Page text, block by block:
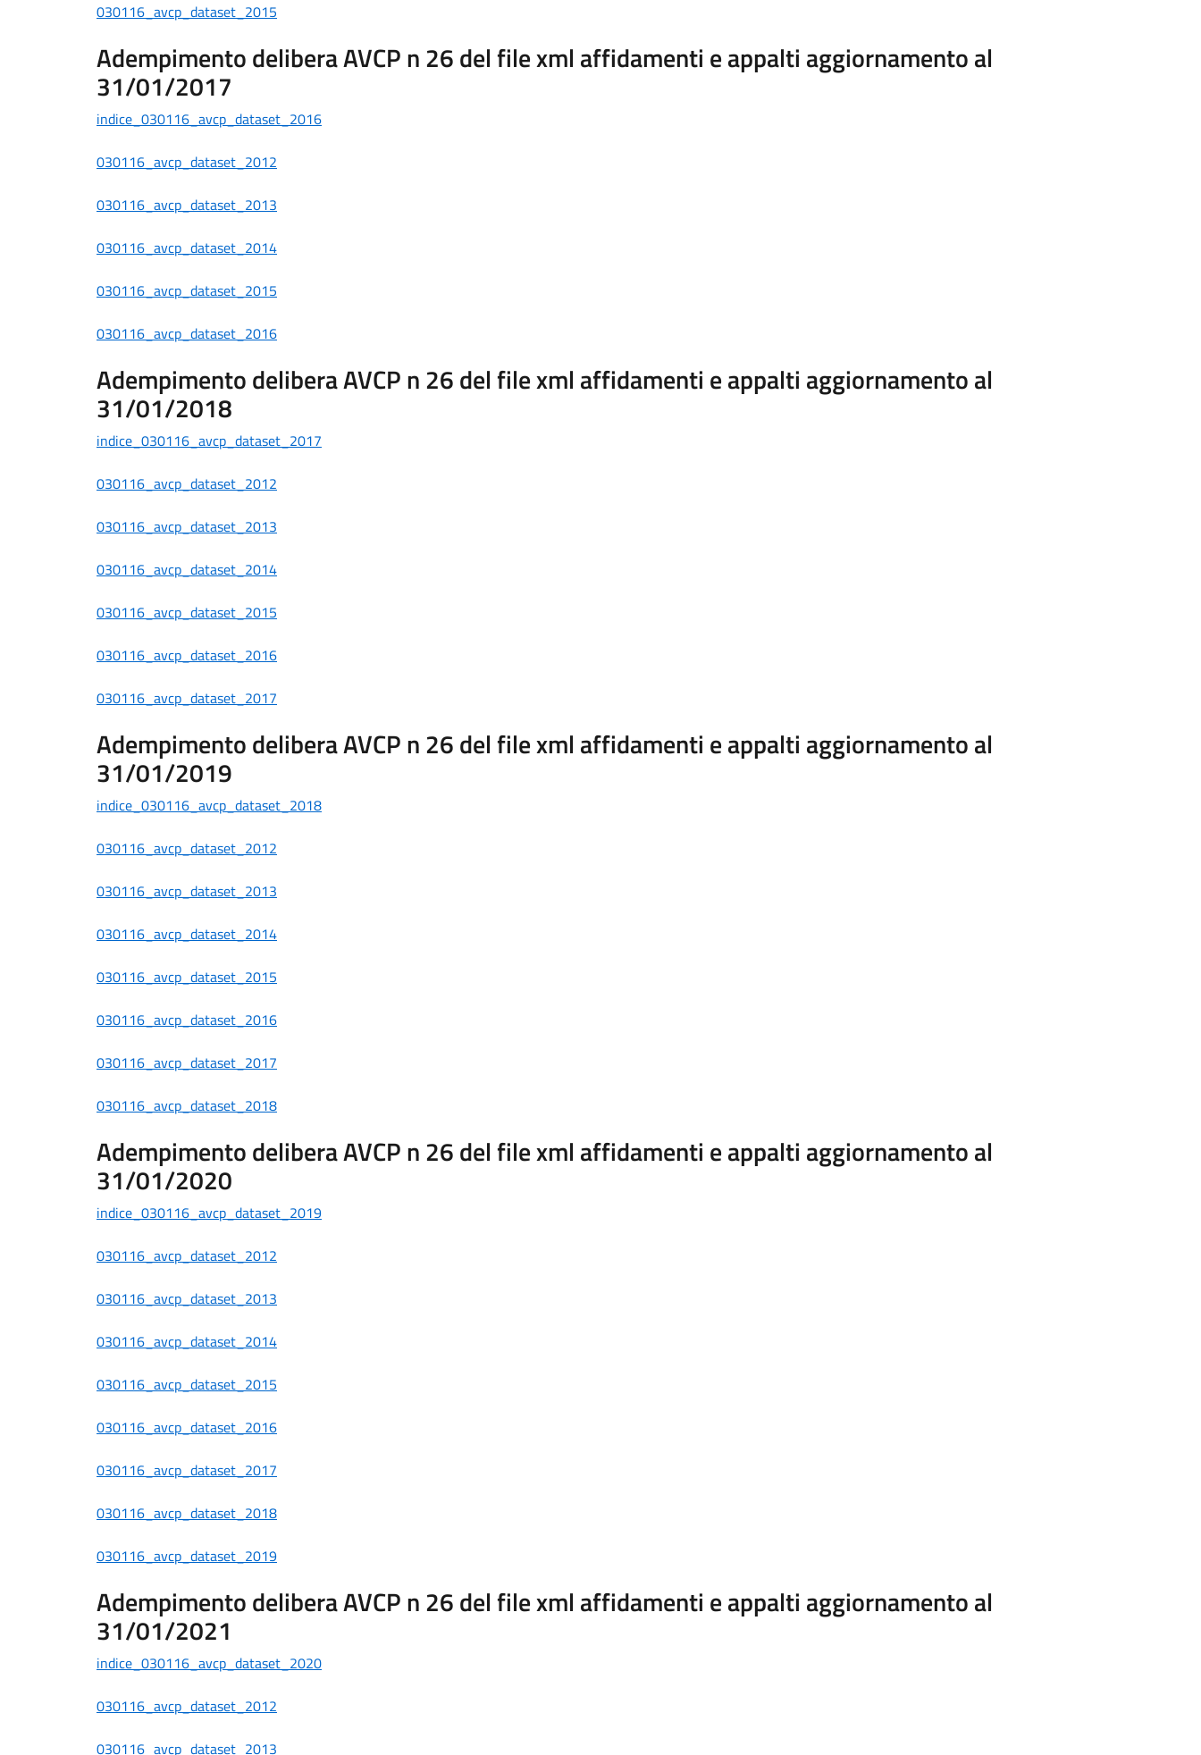
030116_avcp_dataset_2015
Adempimento delibera AVCP n 26 del file xml affidamenti e appalti aggiornamento al
31/01/2017
indice_030116_avcp_dataset_2016
030116_avcp_dataset_2012
030116_avcp_dataset_2013
030116_avcp_dataset_2014
030116_avcp_dataset_2015
030116_avcp_dataset_2016
Adempimento delibera AVCP n 26 del file xml affidamenti e appalti aggiornamento al
31/01/2018
indice_030116_avcp_dataset_2017
030116_avcp_dataset_2012
030116_avcp_dataset_2013
030116_avcp_dataset_2014
030116_avcp_dataset_2015
030116_avcp_dataset_2016
030116_avcp_dataset_2017
Adempimento delibera AVCP n 26 del file xml affidamenti e appalti aggiornamento al
31/01/2019
indice_030116_avcp_dataset_2018
030116_avcp_dataset_2012
030116_avcp_dataset_2013
030116_avcp_dataset_2014
030116_avcp_dataset_2015
030116_avcp_dataset_2016
030116_avcp_dataset_2017
030116_avcp_dataset_2018
Adempimento delibera AVCP n 26 del file xml affidamenti e appalti aggiornamento al
31/01/2020
indice_030116_avcp_dataset_2019
030116_avcp_dataset_2012
030116_avcp_dataset_2013
030116_avcp_dataset_2014
030116_avcp_dataset_2015
030116_avcp_dataset_2016
030116_avcp_dataset_2017
030116_avcp_dataset_2018
030116_avcp_dataset_2019
Adempimento delibera AVCP n 26 del file xml affidamenti e appalti aggiornamento al
31/01/2021
indice_030116_avcp_dataset_2020
030116_avcp_dataset_2012
030116_avcp_dataset_2013